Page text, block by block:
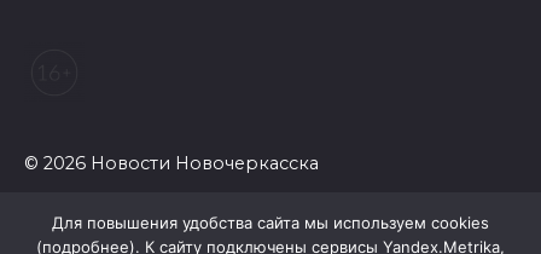
© 2026 Новости Новочеркасска
Для повышения удобства сайта мы используем cookies
(подробнее). К сайту подключены сервисы Yandex.Metrika,